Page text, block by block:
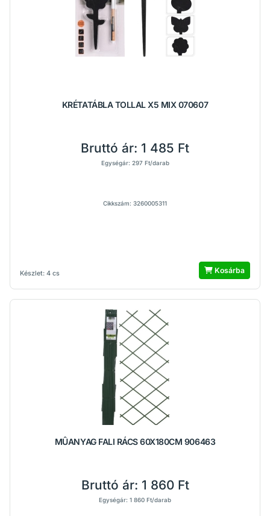
KRÉTATÁBLA TOLLAL X5 MIX 070607
Készlet: 4 cs
Bruttó ár: 1 485 Ft
Egységár: 297 Ft/darab
Cikkszám: 3260005311
Kosárba
MÛANYAG FALI RÁCS 60X180CM 906463
Bruttó ár: 1 860 Ft
Egységár: 1 860 Ft/darab